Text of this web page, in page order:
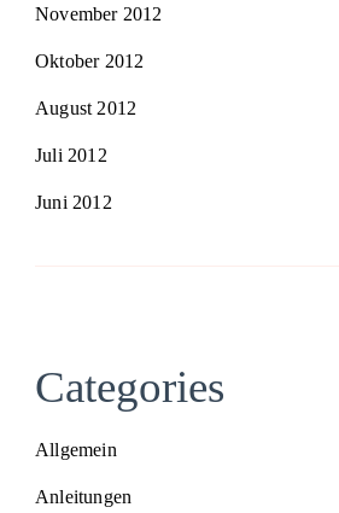
November 2012
Oktober 2012
August 2012
Juli 2012
Juni 2012
Categories
Allgemein
Anleitungen